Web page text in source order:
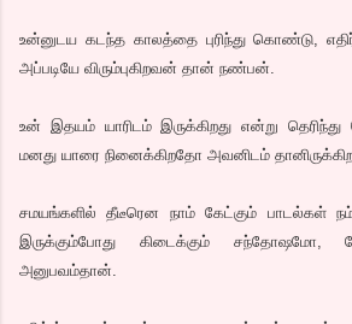
உன்னுடய கடந்த காலத்தை புரிந்து கொண்டு,
அப்படியே விரும்புகிறவன் தான் நண்பன்.
உன் இதயம் யாரிடம் இருக்கிறது என்று
மனது யாரை நினைக்கிறதோ அவனிடம்
சமயங்களில் தீடீரென நாம் கேட்கும் பாடல்கள்
இருக்கும்போது கிடைக்கும் சந்தோஷமோ,
அனுபவம்தான்.